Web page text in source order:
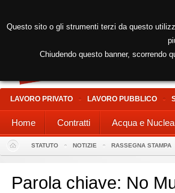
LAVORO PRIVATO LAVORO PUBBLICO
Home Contratti Acqua e
STATUTO NOTIZIE RASSEGNA STAMPA
Parola chiave: No
Questo sito o gli strumenti terzi da questo
Chiudendo questo banner, scorrendo